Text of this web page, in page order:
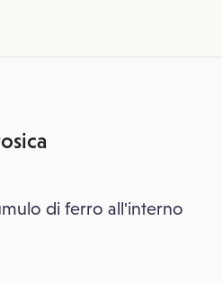
di ferro all'interno